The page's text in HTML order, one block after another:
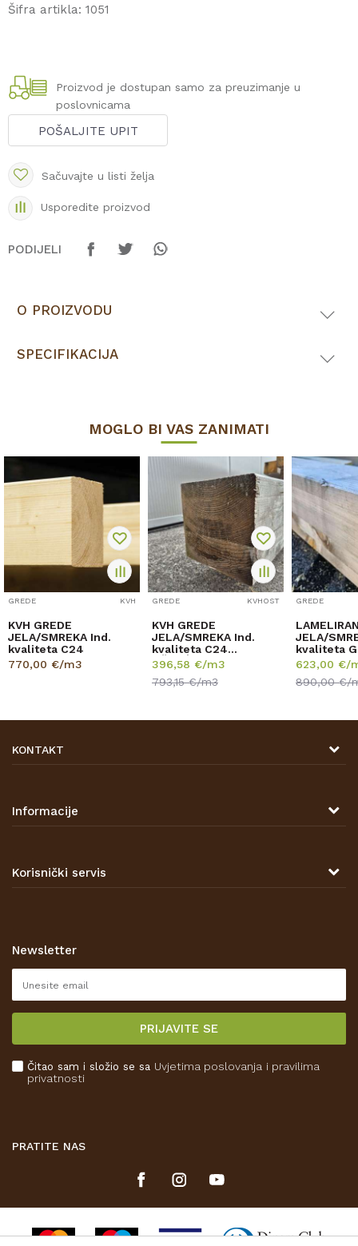
Šifra artikla: 1051
Proizvod je dostupan samo za preuzimanje u
poslovnicama
POŠALJITE UPIT
Sačuvajte u listi želja
Usporedite proizvod
PODIJELI
O PROIZVODU
SPECIFIKACIJA
MOGLO BI VAS ZANIMATI
GREDE KVH
KVH GREDE
JELA/SMREKA Ind.
kvaliteta C24
770,00 €/m3
GREDE KVHOST
KVH GREDE
JELA/SMREKA Ind.
kvaliteta C24
OŠTEĆENO
396,58 €/m3
793,15€/m3
GREDE
JELA/
kvaliteta
RUSTIK
623,00 €/
890,00€/
KONTAKT
47000 Karlovac
Informacije
Prodajna mjesta
Korisnički servis
Korištenje kolačića
Reklamacije
Isporuka
Kako kupiti
Newsletter
PRIJAVITE SE
Čitao sam i složio se sa Uvjetima poslovanja i pravilima
privatnosti
PRATITE NAS